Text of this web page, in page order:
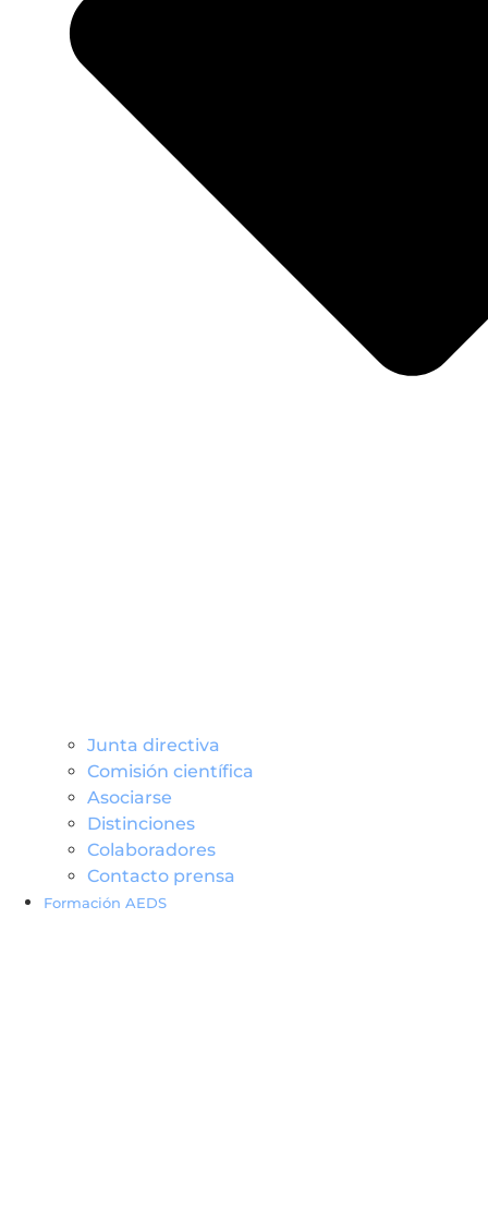
Junta directiva
Comisión científica
Asociarse
Distinciones
Colaboradores
Contacto prensa
Formación AEDS